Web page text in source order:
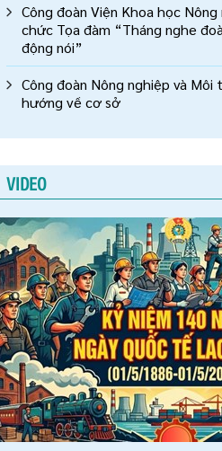
Công đoàn Viện Khoa học
chức Tọa đàm “Tháng nghe
động nói”
Công đoàn Nông nghiệp và
hướng về cơ sở
VIDEO